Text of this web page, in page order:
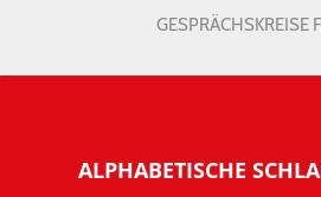
GESPRÄCHSKREISE
ALPHABETISCHE